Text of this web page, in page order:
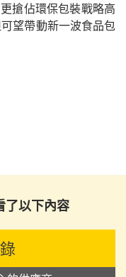
搶佔環保包裝戰略高
可望帶動新一波食品包
了以下內容